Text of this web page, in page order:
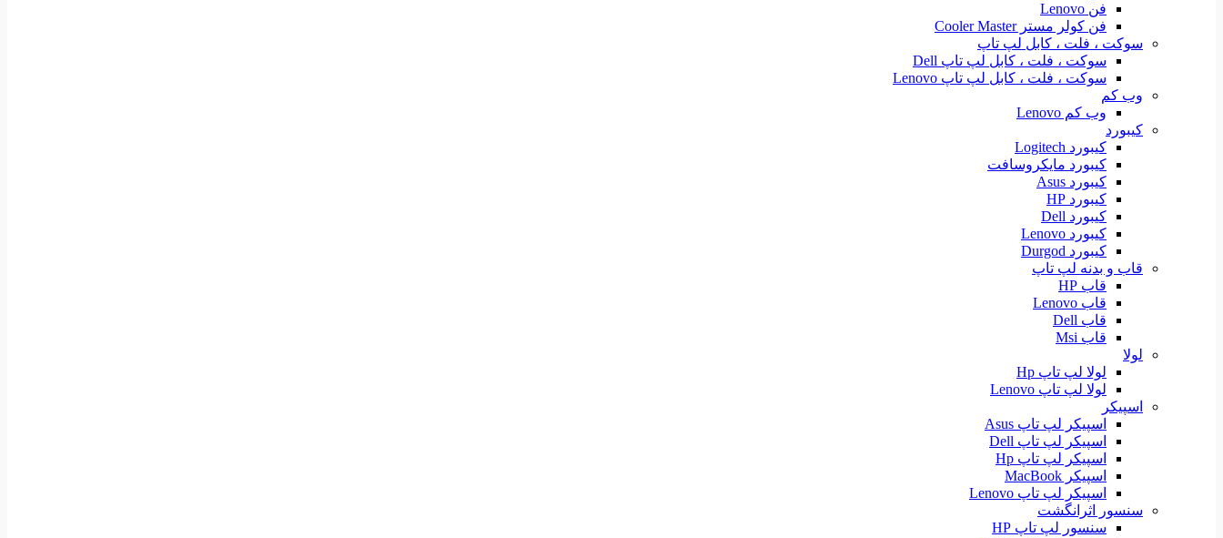
فن Lenovo
فن کولر مستر Cooler Master
سوکت ، فلت ، کابل لپ تاپ
سوکت ، فلت ، کابل لپ تاپ Dell
سوکت ، فلت ، کابل لپ تاپ Lenovo
وب کم
وب کم Lenovo
کیبورد
کیبورد Logitech
کیبورد مایکروسافت
کیبورد Asus
کیبورد HP
کیبورد Dell
کیبورد Lenovo
کیبورد Durgod
قاب و بدنه لپ تاپ
قاب HP
قاب Lenovo
قاب Dell
قاب Msi
لولا
لولا لپ تاپ Hp
لولا لپ تاپ Lenovo
اسپیکر
اسپیکر لپ تاپ Asus
اسپیکر لپ تاپ Dell
اسپیکر لپ تاپ Hp
اسپیکر MacBook
اسپیکر لپ تاپ Lenovo
سنسور اثرانگشت
سنسور لپ تاپ HP